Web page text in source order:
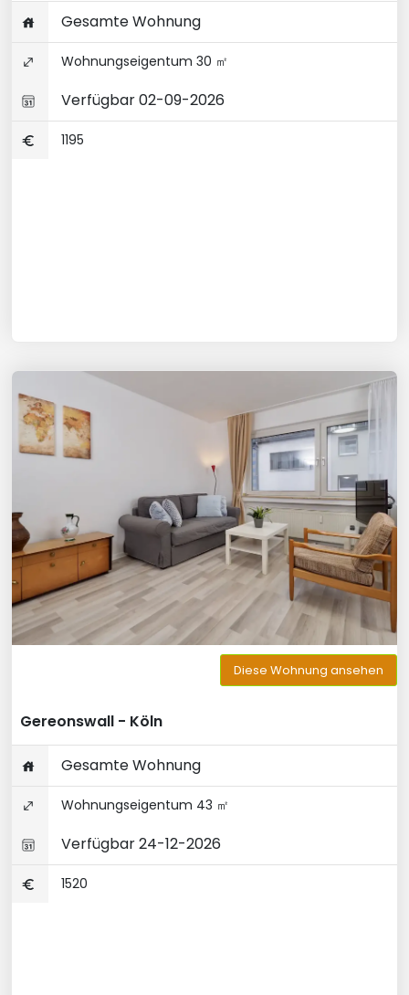
Gesamte Wohnung
Wohnungseigentum 30 ㎡
Verfügbar 02-09-2026
1195
Diese Wohnung ansehen
Gereonswall - Köln
Gesamte Wohnung
Wohnungseigentum 43 ㎡
Verfügbar 24-12-2026
1520